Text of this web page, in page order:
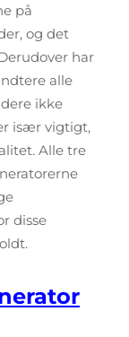
på
og det
har
alle
ikke
især vigtigt,
Alle tre
disse